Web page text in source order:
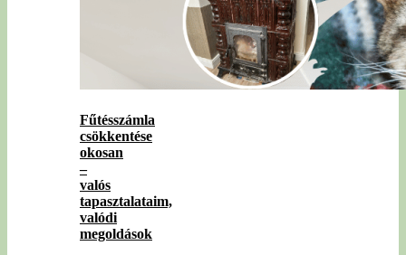
Fűtésszámla
csökkentése
okosan
–
valós
tapasztalataim,
valódi
megoldások